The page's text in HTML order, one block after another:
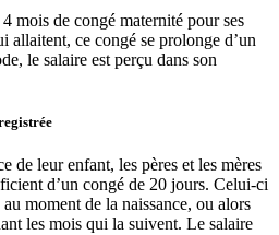
mois de congé maternité pour ses
allaitent, ce congé se prolonge d’un
le salaire est perçu dans son
de leur enfant, les pères et les mères
d’un congé de 20 jours. Celui-ci
moment de la naissance, ou alors
les mois qui la suivent. Le salaire